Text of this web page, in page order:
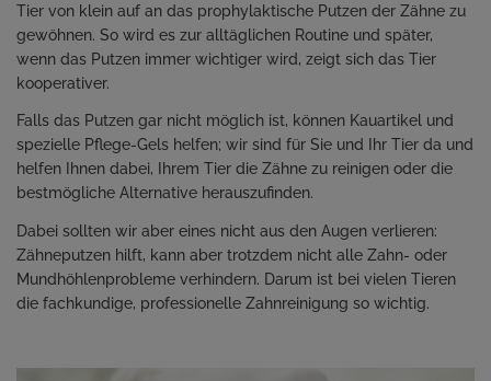
Tier von klein auf an das prophylaktische Putzen der Zähne zu
gewöhnen. So wird es zur alltäglichen Routine und später,
wenn das Putzen immer wichtiger wird, zeigt sich das Tier
kooperativer.
Falls das Putzen gar nicht möglich ist, können Kauartikel und
spezielle Pflege-Gels helfen; wir sind für Sie und Ihr Tier da und
helfen Ihnen dabei, Ihrem Tier die Zähne zu reinigen oder die
bestmögliche Alternative herauszufinden.
Dabei sollten wir aber eines nicht aus den Augen verlieren:
Zähneputzen hilft, kann aber trotzdem nicht alle Zahn- oder
Mundhöhlenprobleme verhindern. Darum ist bei vielen Tieren
die fachkundige, professionelle Zahnreinigung so wichtig.